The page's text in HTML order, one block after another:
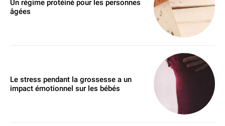
Un régime protéiné pour les personnes
âgées
Le stress pendant la grossesse a un
impact émotionnel sur les bébés